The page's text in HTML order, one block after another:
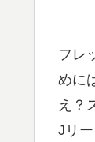
フレ
めに
え？
Jリ